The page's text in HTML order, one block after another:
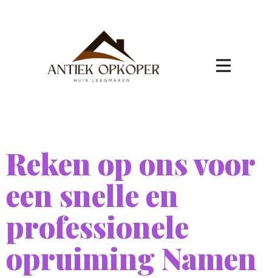
Reken op ons voor
een snelle en
professionele
opruiming Namen